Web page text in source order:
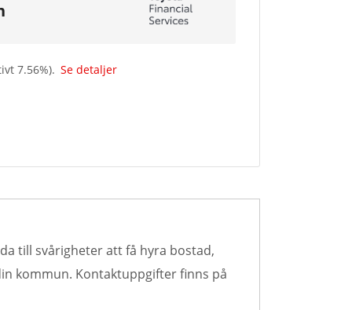
7.56%). Se detaljer
till svårigheter att få hyra bostad,
kommun. Kontaktuppgifter finns på